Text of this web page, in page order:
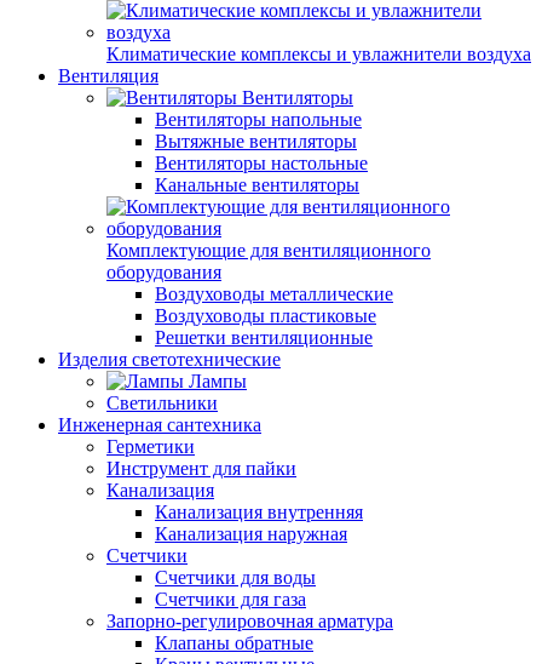
Климатические комплексы и увлажнители воздуха
Вентиляция
Вентиляторы
Вентиляторы напольные
Вытяжные вентиляторы
Вентиляторы настольные
Канальные вентиляторы
Комплектующие для вентиляционного
оборудования
Воздуховоды металлические
Воздуховоды пластиковые
Решетки вентиляционные
Изделия светотехнические
Лампы
Светильники
Инженерная сантехника
Герметики
Инструмент для пайки
Канализация
Канализация внутренняя
Канализация наружная
Счетчики
Счетчики для воды
Счетчики для газа
Запорно-регулировочная арматура
Клапаны обратные